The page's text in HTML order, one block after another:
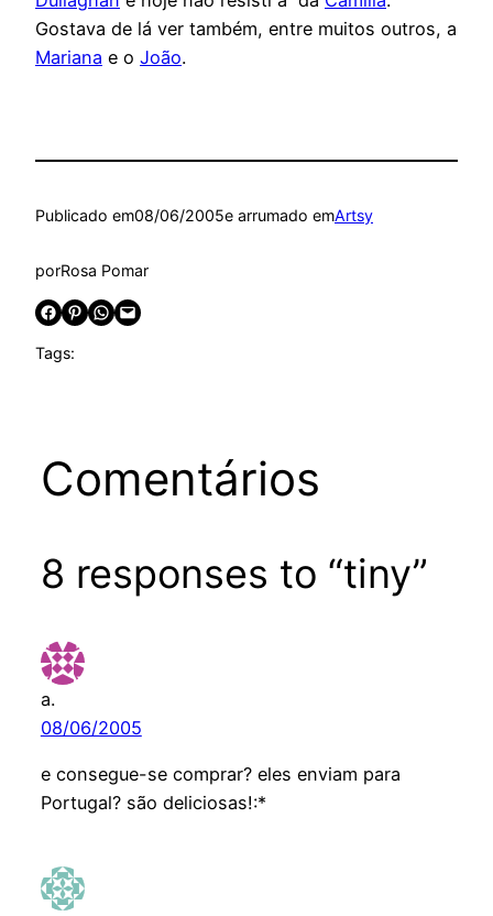
Gostava de lá ver também, entre muitos outros, a
Mariana e o João.
Publicado em08/06/2005e arrumado emArtsy
porRosa Pomar
Share on Facebook Share on Pinterest Share on WhatsApp Email this Page
Tags:
Comentários
8 responses to “tiny”
a.
08/06/2005
e consegue-se comprar? eles enviam para
Portugal? são deliciosas!:*